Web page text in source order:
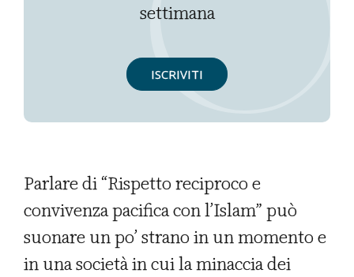
settimana
ISCRIVITI
Parlare di “Rispetto reciproco e
convivenza pacifica con l’Islam” può
suonare un po’ strano in un momento e
in una società in cui la minaccia dei